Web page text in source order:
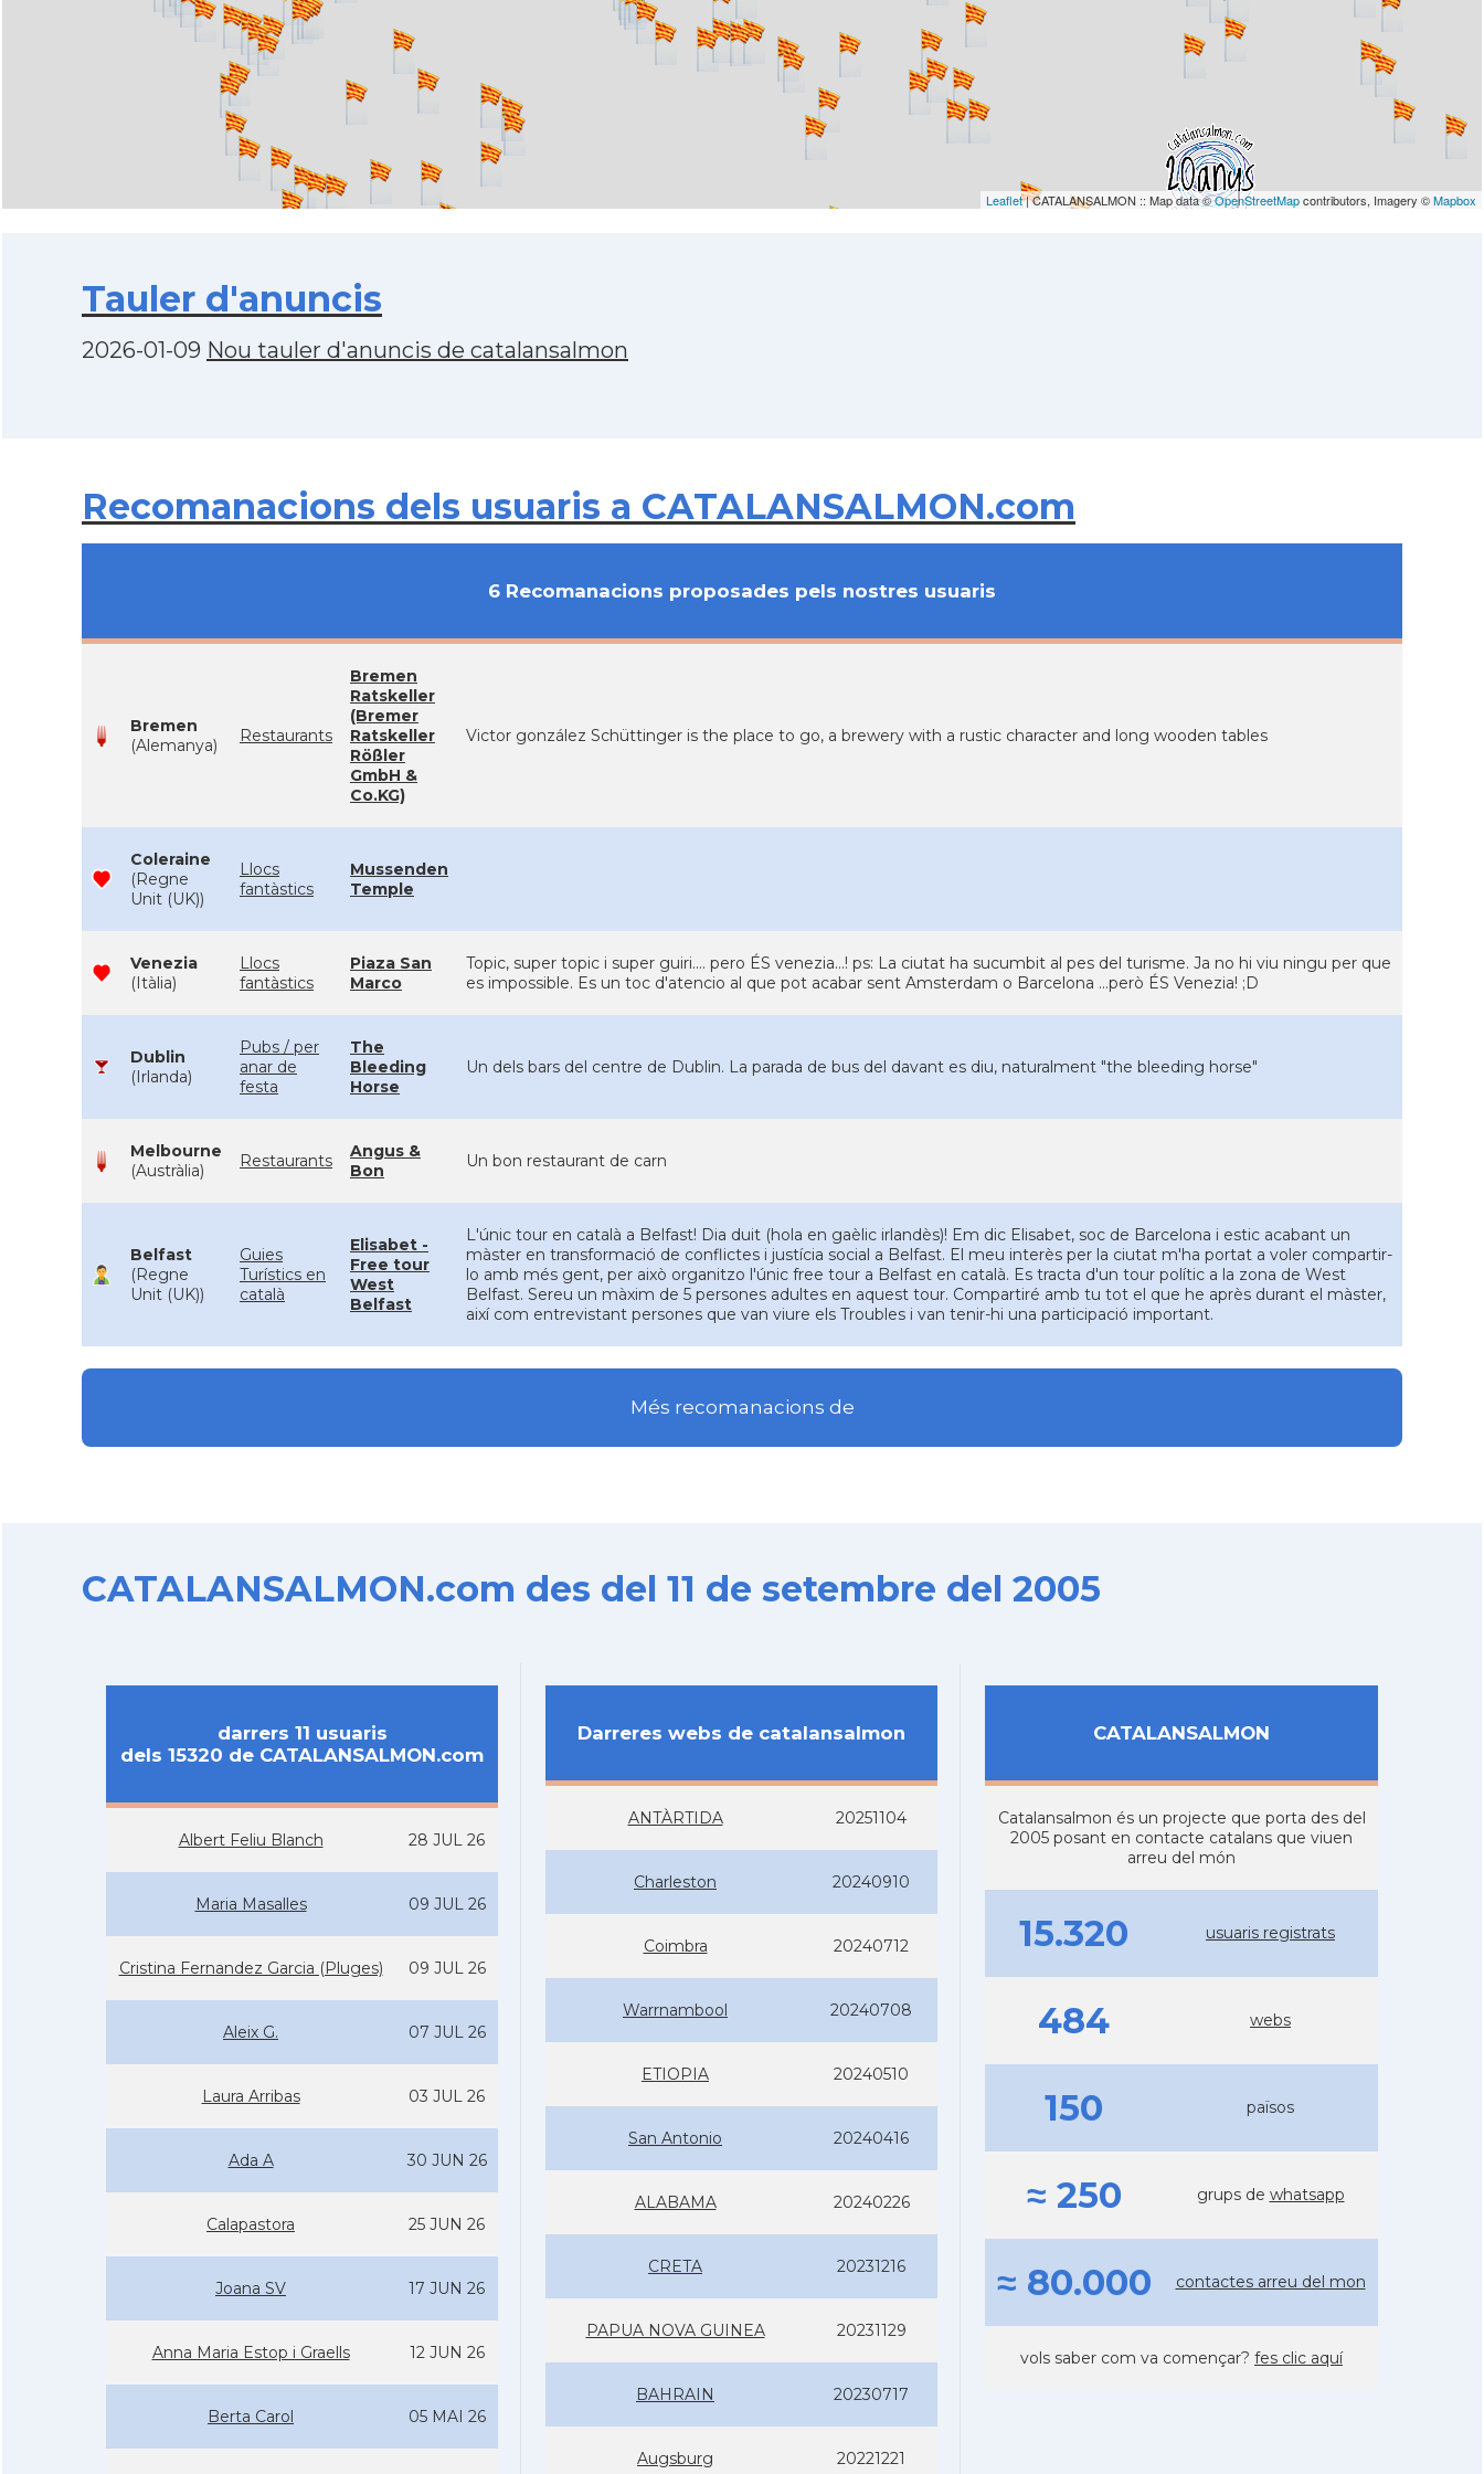
Leaflet| CATALANSALMON :: Map data ©OpenStreetMapcontributors, Imagery ©Mapbox
Tauler d'anuncis
2026-01-09 Nou tauler d'anuncis de catalansalmon
Recomanacions dels usuaris a CATALANSALMON.com
6 Recomanacions proposades pels nostres usuaris
Bremen
(Alemanya)
Restaurants
Bremen
Ratskeller
(Bremer
Ratskeller
Rößler
GmbH &
Co.KG)
Victor gonzález Schüttinger is the place to go, a brewery with a rustic character and long wooden tables
Coleraine
(Regne
Unit (UK))
Llocs
fantàstics
Mussenden
Temple
Venezia
(Itàlia)
Llocs
fantàstics
Piaza San
Marco
Topic, super topic i super guiri.... pero ÉS venezia...! ps: La ciutat ha sucumbit al pes del turisme. Ja no hi viu ningu per que
es impossible. Es un toc d'atencio al que pot acabar sent Amsterdam o Barcelona ...però ÉS Venezia! ;D
Dublin
(Irlanda)
Pubs / per
anar de
festa
The
Bleeding
Horse
Un dels bars del centre de Dublin. La parada de bus del davant es diu, naturalment "the bleeding horse"
Melbourne
(Austràlia)
Restaurants
Angus &
Bon
Un bon restaurant de carn
Belfast
(Regne
Unit (UK))
Guies
Turístics en
català
Elisabet -
Free tour
West
Belfast
L'únic tour en català a Belfast! Dia duit (hola en gaèlic irlandès)! Em dic Elisabet, soc de Barcelona i estic acabant un
màster en transformació de conflictes i justícia social a Belfast. El meu interès per la ciutat m'ha portat a voler compartir-
lo amb més gent, per això organitzo l'únic free tour a Belfast en català. Es tracta d'un tour polític a la zona de West
Belfast. Sereu un màxim de 5 persones adultes en aquest tour. Compartiré amb tu tot el que he après durant el màster,
així com entrevistant persones que van viure els Troubles i van tenir-hi una participació important.
Més recomanacions de
CATALANSALMON.com des del 11 de setembre del 2005
darrers 11 usuaris
dels 15320 de CATALANSALMON.com
Albert Feliu Blanch 28 JUL 26
Maria Masalles 09 JUL 26
Cristina Fernandez Garcia (Pluges) 09 JUL 26
Aleix G. 07 JUL 26
Laura Arribas 03 JUL 26
Ada A 30 JUN 26
Calapastora 25 JUN 26
Joana SV 17 JUN 26
Anna Maria Estop i Graells 12 JUN 26
Berta Carol 05 MAI 26
Darreres webs de catalansalmon
ANTÀRTIDA 20251104
Charleston 20240910
Coimbra 20240712
Warrnambool 20240708
ETIOPIA 20240510
San Antonio 20240416
ALABAMA 20240226
CRETA 20231216
PAPUA NOVA GUINEA 20231129
BAHRAIN 20230717
Augsburg 20221221
CATALANSALMON
Catalansalmon és un projecte que porta des del
2005 posant en contacte catalans que viuen
arreu del món
15.320 usuaris registrats
484 webs
150 països
≈ 250 grups de whatsapp
≈ 80.000 contactes arreu del mon
vols saber com va començar? fes clic aquí